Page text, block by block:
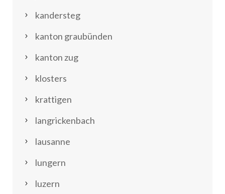
kandersteg
kanton graubünden
kanton zug
klosters
krattigen
langrickenbach
lausanne
lungern
luzern